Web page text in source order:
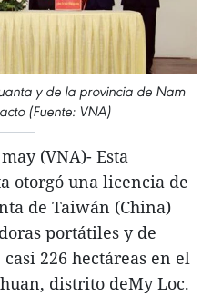
y de la provincia de Nam
(Fuente: VNA)
(VNA)- Esta
otorgó una licencia de
de Taiwán (China)
portátiles y de
226 hectáreas en el
distrito deMy Loc.